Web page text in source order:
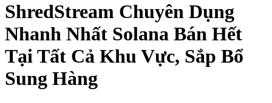
ShredStream Chuyên Dụng
Nhanh Nhất Solana Bán Hết
Tại Tất Cả Khu Vực, Sắp Bổ
Sung Hàng